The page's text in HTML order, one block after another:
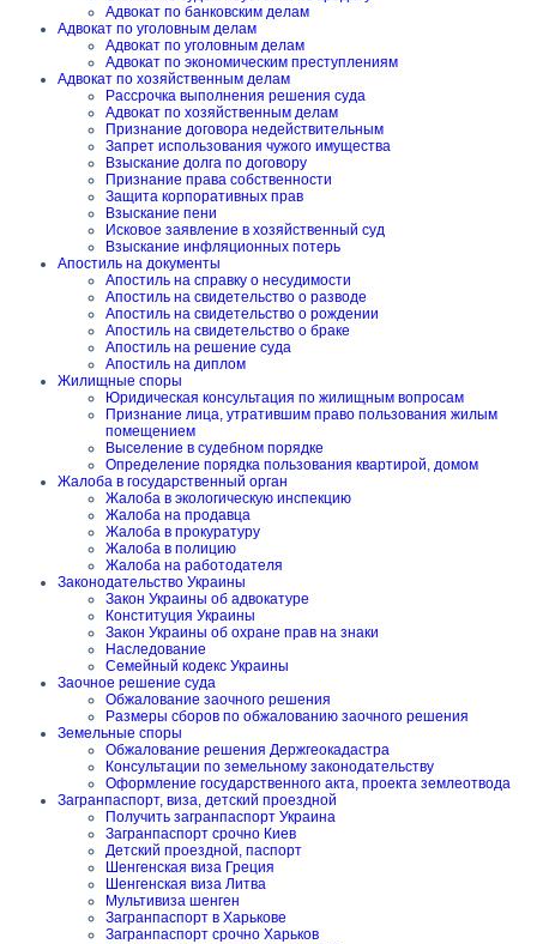
Адвокат по банковским делам
Адвокат по уголовным делам
Адвокат по уголовным делам
Адвокат по экономическим преступлениям
Адвокат по хозяйственным делам
Рассрочка выполнения решения суда
Адвокат по хозяйственным делам
Признание договора недействительным
Запрет использования чужого имущества
Взыскание долга по договору
Признание права собственности
Защита корпоративных прав
Взыскание пени
Исковое заявление в хозяйственный суд
Взыскание инфляционных потерь
Апостиль на документы
Апостиль на справку о несудимости
Апостиль на свидетельство о разводе
Апостиль на свидетельство о рождении
Апостиль на свидетельство о браке
Апостиль на решение суда
Апостиль на диплом
Жилищные споры
Юридическая консультация по жилищным вопросам
Признание лица, утратившим право пользования жилым
помещением
Выселение в судебном порядке
Определение порядка пользования квартирой, домом
Жалоба в государственный орган
Жалоба в экологическую инспекцию
Жалоба на продавца
Жалоба в прокуратуру
Жалоба в полицию
Жалоба на работодателя
Законодательство Украины
Закон Украины об адвокатуре
Конституция Украины
Закон Украины об охране прав на знаки
Наследование
Семейный кодекс Украины
Заочное решение суда
Обжалование заочного решения
Размеры сборов по обжалованию заочного решения
Земельные споры
Обжалование решения Держгеокадастра
Консультации по земельному законодательству
Оформление государственного акта, проекта землеотвода
Загранпаспорт, виза, детский проездной
Получить загранпаспорт Украина
Загранпаспорт срочно Киев
Детский проездной, паспорт
Шенгенская виза Греция
Шенгенская виза Литва
Мультивиза шенген
Загранпаспорт в Харькове
Загранпаспорт срочно Харьков